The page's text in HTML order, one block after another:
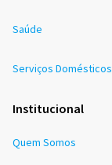
Saúde
Serviços Domésticos
Institucional
Quem Somos